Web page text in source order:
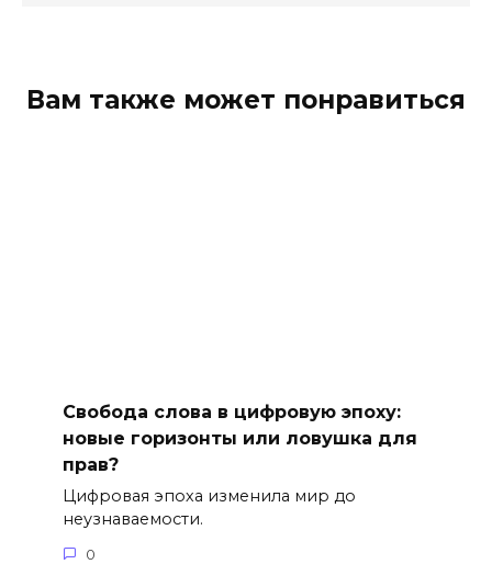
Вам также может понравиться
Свобода слова в цифровую эпоху:
новые горизонты или ловушка для
прав?
Цифровая эпоха изменила мир до
неузнаваемости.
0